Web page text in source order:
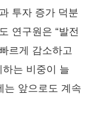
투자 증가 덕분
연구원은 “발전
르게 감소하고
하는 비중이 늘
는 앞으로도 계속